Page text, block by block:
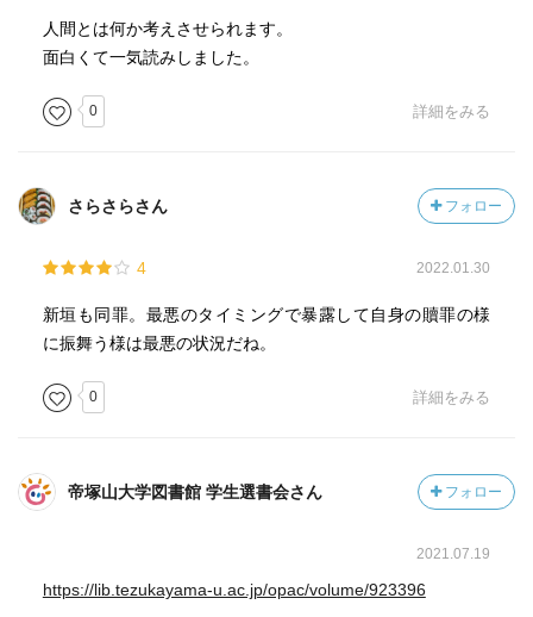
る」と語り、残酷だと言うことはとても正しい。
すっかり映画『FAKE』の話になってしまったけれど、本書
も賞賛されるべきだと思う。後に続いたマスコミよりもよ
がより一層おもしろくなる。『FAKE』と一緒に、強くおす
(※)ラストシーンについて、どうしても映画を観ることがで
http://swingbooks.jp/2016/06/20/fake01/
人間とは何か考えさせられます。
面白くて一気読みしました。
0 詳細をみる
さらさらさん フォロー
4 2022.01.30
新垣も同罪。最悪のタイミングで暴露して自身の贖罪の様
に振舞う様は最悪の状況だね。
0 詳細をみる
帝塚山大学図書館 学生選書会さん フォロー
2021.07.19
https://lib.tezukayama-u.ac.jp/opac/volume/923396